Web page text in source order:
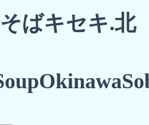
ばキセキ.北